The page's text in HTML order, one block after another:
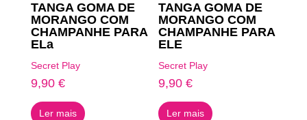
TANGA GOMA DE
MORANGO COM
CHAMPANHE PARA
ELa
Secret Play
9,90 €
Ler mais
TANGA GOMA DE
MORANGO COM
CHAMPANHE PARA
ELE
Secret Play
9,90€
Ler mais